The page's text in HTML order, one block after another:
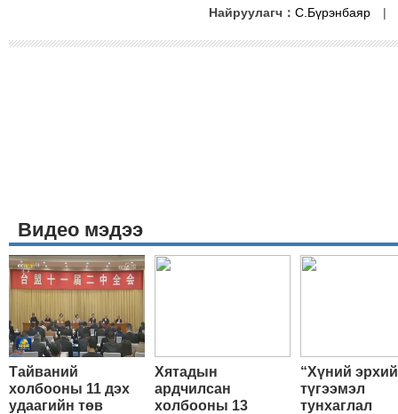
Найруулагч： С.Бүрэнбаяр |
Видео мэдээ
Тайваний
холбооны 11 дэх
удаагийн төв
Хятадын
ардчилсан
холбооны 13
“Хүний
түгээмэл
тунхаглал